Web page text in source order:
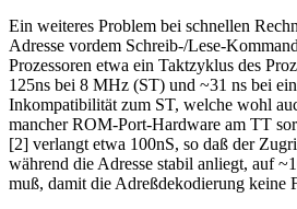
Ein weiteres Problem bei schnellen
Adresse vordem Schreib-/Lese-
Prozessoren etwa ein Taktzyklus des
125ns bei 8 MHz (ST) und ~31 ns bei
Inkompatibilität zum ST, welche wohl
mancher ROM-Port-Hardware am TT
[2] verlangt etwa 100nS, so daß der
während die Adresse stabil anliegt, auf
muß, damit die Adreßdekodierung keine